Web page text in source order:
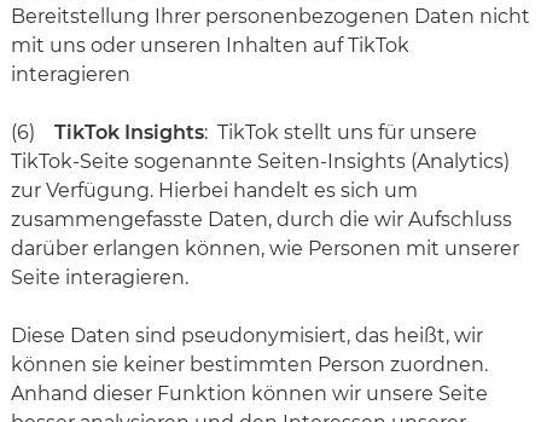
Bereitstellung Ihrer personenbezogenen Daten nicht
mit uns oder unseren Inhalten auf TikTok
interagieren
(6) TikTok Insights: TikTok stellt uns für unsere
TikTok-Seite sogenannte Seiten-Insights (Analytics)
zur Verfügung. Hierbei handelt es sich um
zusammengefasste Daten, durch die wir Aufschluss
darüber erlangen können, wie Personen mit unserer
Seite interagieren.
Diese Daten sind pseudonymisiert, das heißt, wir
können sie keiner bestimmten Person zuordnen.
Anhand dieser Funktion können wir unsere Seite